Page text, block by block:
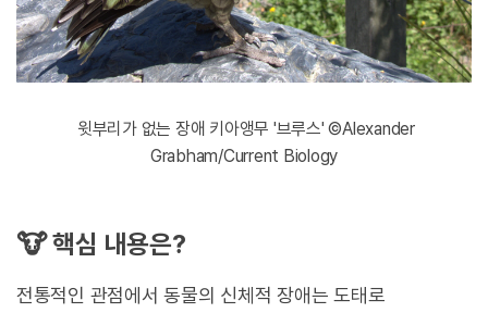
윗부리가 없는 장애 키아앵무 '브루스' ©Alexander
Grabham/Current Biology
🐮 핵심 내용은?
전통적인 관점에서 동물의 신체적 장애는 도태로